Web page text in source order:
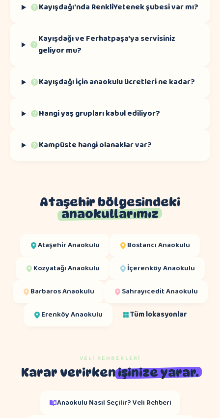
Kayışdağı'nda RenkliYetenek şubesi var mı?
Kayışdağı ve Ferhatpaşa'ya servisiniz
geliyor mu?
Kayışdağı için anaokulu ücretleri ne kadar?
Hangi yaş grupları kabul ediliyor?
Kampüste hangi olanaklar var?
Ataşehir bölgesindeki
anaokullarımız
AtaşehirAnaokulu BostancıAnaokulu
KozyatağıAnaokulu İçerenköyAnaokulu
BarbarosAnaokulu SahrayıceditAnaokulu
ErenköyAnaokulu Tüm lokasyonlar
VELI REHBERLERI
Karar verirkenişinize yarar.
Anaokulu Nasıl Seçilir? Veli Rehberi